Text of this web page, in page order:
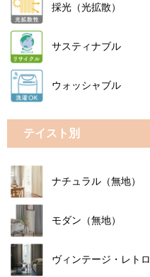
採光（光拡散）
サスティナブル
ウォッシャブル
テイスト別
ナチュラル（無地）
モダン（無地）
ヴィンテージ・レトロ